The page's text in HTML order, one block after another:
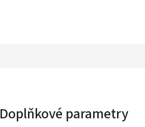
Doplňkové parametry